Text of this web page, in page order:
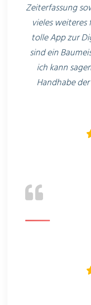
Zeiterfassung
vieles
tolle App zur
sind ein
ich kann
Handhabe